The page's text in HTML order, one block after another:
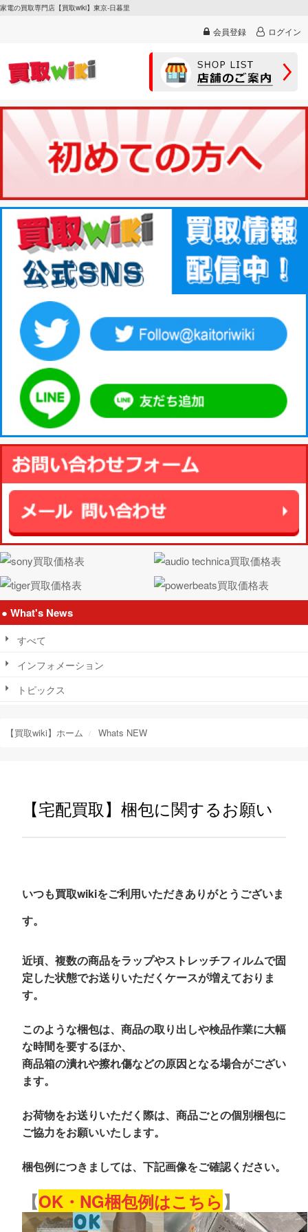
家電の買取専門店【買取wiki】東京-日暮里
会員登録 ログイン
● What's News
すべて
インフォメーション
トピックス
【買取wiki】ホーム Whats NEW
【宅配買取】梱包に関するお願い
いつも買取wikiをご利用いただきありがとうございま
す。
近頃、複数の商品をラップやストレッチフィルムで固
定した状態でお送りいただくケースが増えておりま
す。
このような梱包は、商品の取り出しや検品作業に大幅
な時間を要するほか、
商品箱の潰れや擦れ傷などの原因となる場合がござい
ます。
お荷物をお送りいただく際は、商品ごとの個別梱包に
ご協力をお願いいたします。
梱包例につきましては、下記画像をご確認ください。
【OK・NG梱包例はこちら】